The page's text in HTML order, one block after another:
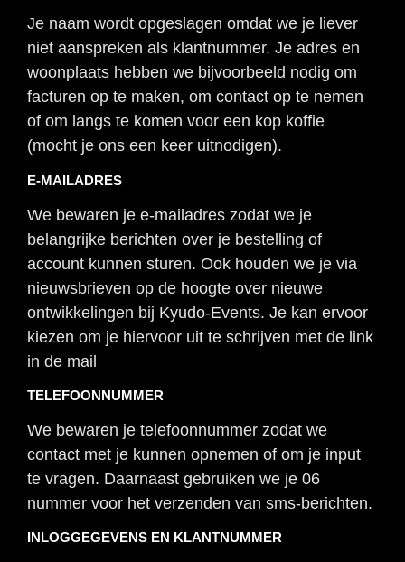
Je naam wordt opgeslagen omdat we je liever
niet aanspreken als klantnummer. Je adres en
woonplaats hebben we bijvoorbeeld nodig om
facturen op te maken, om contact op te nemen
of om langs te komen voor een kop koffie
(mocht je ons een keer uitnodigen).
E-MAILADRES
We bewaren je e-mailadres zodat we je
belangrijke berichten over je bestelling of
account kunnen sturen. Ook houden we je via
nieuwsbrieven op de hoogte over nieuwe
ontwikkelingen bij Kyudo-Events. Je kan ervoor
kiezen om je hiervoor uit te schrijven met de link
in de mail
TELEFOONNUMMER
We bewaren je telefoonnummer zodat we
contact met je kunnen opnemen of om je input
te vragen. Daarnaast gebruiken we je 06
nummer voor het verzenden van sms-berichten.
INLOGGEGEVENS EN KLANTNUMMER